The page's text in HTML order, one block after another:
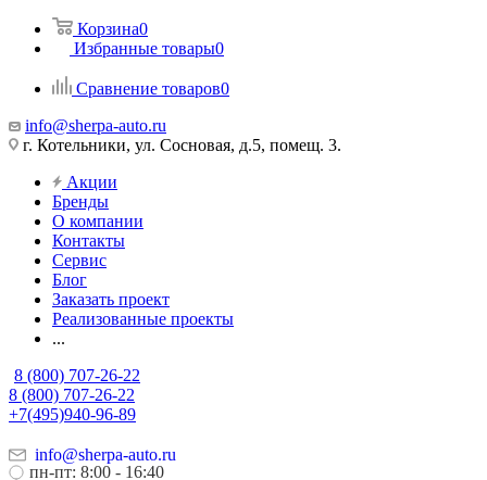
Корзина0
Избранные товары0
Сравнение товаров0
info@sherpa-auto.ru
г. Котельники, ул. Сосновая, д.5, помещ. 3.
Акции
Бренды
О компании
Контакты
Сервис
Блог
Заказать проект
Реализованные проекты
...
8 (800) 707-26-22
8 (800) 707-26-22
+7(495)940-96-89
info@sherpa-auto.ru
пн-пт: 8:00 - 16:40